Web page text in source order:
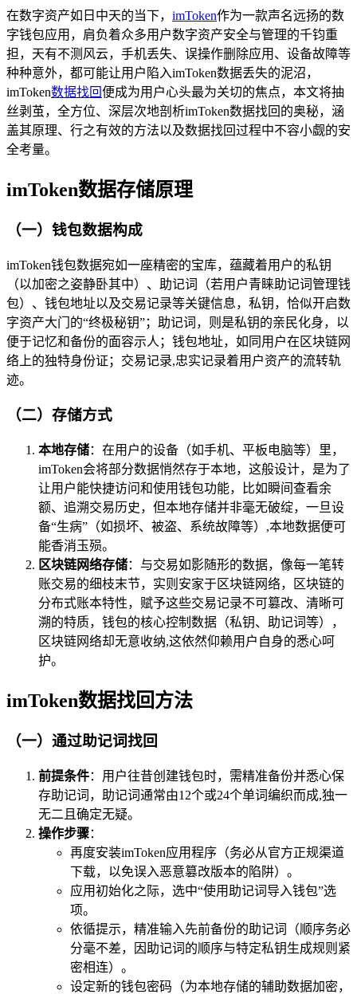
在数字资产如日中天的当下， imToken作为一款声名远扬的数
字钱包应用，肩负着众多用户数字资产安全与管理的千钧重
担，天有不测风云，手机丢失、误操作删除应用、设备故障等
种种意外，都可能让用户陷入imToken数据丢失的泥沼，
imToken数据找回便成为用户心头最为关切的焦点，本文将抽
丝剥茧，全方位、深层次地剖析imToken数据找回的奥秘，涵
盖其原理、行之有效的方法以及数据找回过程中不容小觑的安
全考量。
imToken数据存储原理
（一）钱包数据构成
imToken钱包数据宛如一座精密的宝库，蕴藏着用户的私钥
（以加密之姿静卧其中）、助记词（若用户青睐助记词管理钱
包）、钱包地址以及交易记录等关键信息，私钥，恰似开启数
字资产大门的“终极秘钥”；助记词，则是私钥的亲民化身，以
便于记忆和备份的面容示人；钱包地址，如同用户在区块链网
络上的独特身份证；交易记录,忠实记录着用户资产的流转轨
迹。
（二）存储方式
本地存储：在用户的设备（如手机、平板电脑等）里，
imToken会将部分数据悄然存于本地，这般设计，是为了
让用户能快捷访问和使用钱包功能，比如瞬间查看余
额、追溯交易历史，但本地存储并非毫无破绽，一旦设
备“生病”（如损坏、被盗、系统故障等）,本地数据便可
能香消玉殒。
区块链网络存储：与交易如影随形的数据，像每一笔转
账交易的细枝末节，实则安家于区块链网络，区块链的
分布式账本特性，赋予这些交易记录不可篡改、清晰可
溯的特质，钱包的核心控制数据（私钥、助记词等），
区块链网络却无意收纳,这依然仰赖用户自身的悉心呵
护。
imToken数据找回方法
（一）通过助记词找回
前提条件：用户往昔创建钱包时，需精准备份并悉心保
存助记词，助记词通常由12个或24个单词编织而成,独一
无二且确定无疑。
操作步骤：
再度安装imToken应用程序（务必从官方正规渠道
下载，以免误入恶意篡改版本的陷阱）。
应用初始化之际，选中“使用助记词导入钱包”选
项。
依循提示，精准输入先前备份的助记词（顺序务必
分毫不差，因助记词的顺序与特定私钥生成规则紧
密相连）。
设定新的钱包密码（为本地存储的辅助数据加密，